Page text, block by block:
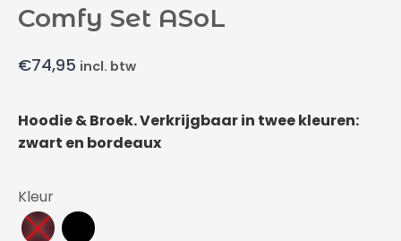
Comfy Set ASoL
€74,95 incl. btw
Hoodie & Broek. Verkrijgbaar in twee kleuren:
zwart en bordeaux
Kleur